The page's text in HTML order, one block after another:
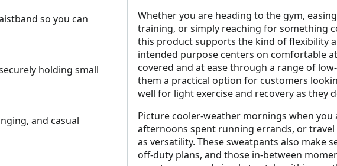
so you can
holding small
and casual
Whether you are heading to the gym,
training, or simply reaching for something
this product supports the kind of flexibility
intended purpose centers on comfortable
covered and at ease through a range of
them a practical option for customers
well for light exercise and recovery as they
Picture cooler-weather mornings when
afternoons spent running errands, or
as versatility. These sweatpants also make
off-duty plans, and those in-between